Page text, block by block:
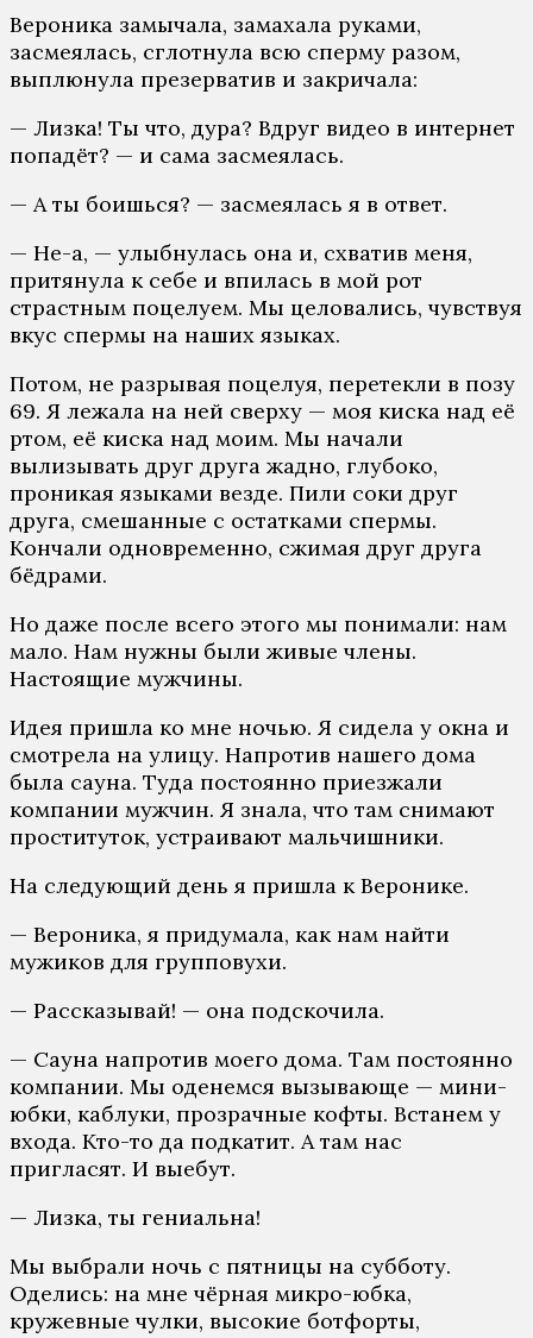
Вероника замычала, замахала руками,
засмеялась, сглотнула всю сперму разом,
выплюнула презерватив и закричала:
— Лизка! Ты что, дура? Вдруг видео в интернет
попадёт? — и сама засмеялась.
— А ты боишься? — засмеялась я в ответ.
— Не-а, — улыбнулась она и, схватив меня,
притянула к себе и впилась в мой рот
страстным поцелуем. Мы целовались, чувствуя
вкус спермы на наших языках.
Потом, не разрывая поцелуя, перетекли в позу
69. Я лежала на ней сверху — моя киска над её
ртом, её киска над моим. Мы начали
вылизывать друг друга жадно, глубоко,
проникая языками везде. Пили соки друг
друга, смешанные с остатками спермы.
Кончали одновременно, сжимая друг друга
бёдрами.
Но даже после всего этого мы понимали: нам
мало. Нам нужны были живые члены.
Настоящие мужчины.
Идея пришла ко мне ночью. Я сидела у окна и
смотрела на улицу. Напротив нашего дома
была сауна. Туда постоянно приезжали
компании мужчин. Я знала, что там снимают
проституток, устраивают мальчишники.
На следующий день я пришла к Веронике.
— Вероника, я придумала, как нам найти
мужиков для групповухи.
— Рассказывай! — она подскочила.
— Сауна напротив моего дома. Там постоянно
компании. Мы оденемся вызывающе — мини-
юбки, каблуки, прозрачные кофты. Встанем у
входа. Кто-то да подкатит. А там нас
пригласят. И выебут.
— Лизка, ты гениальна!
Мы выбрали ночь с пятницы на субботу.
Оделись: на мне чёрная микро-юбка,
кружевные чулки, высокие ботфорты,